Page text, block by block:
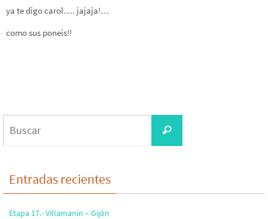
ya te digo carol…. jajaja!…
como sus poneis!!
Buscar
Entradas recientes
Etapa 17.- Villamanín – Gijón